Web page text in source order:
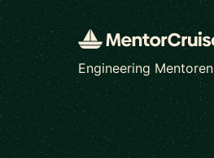
Engineering Mentoren